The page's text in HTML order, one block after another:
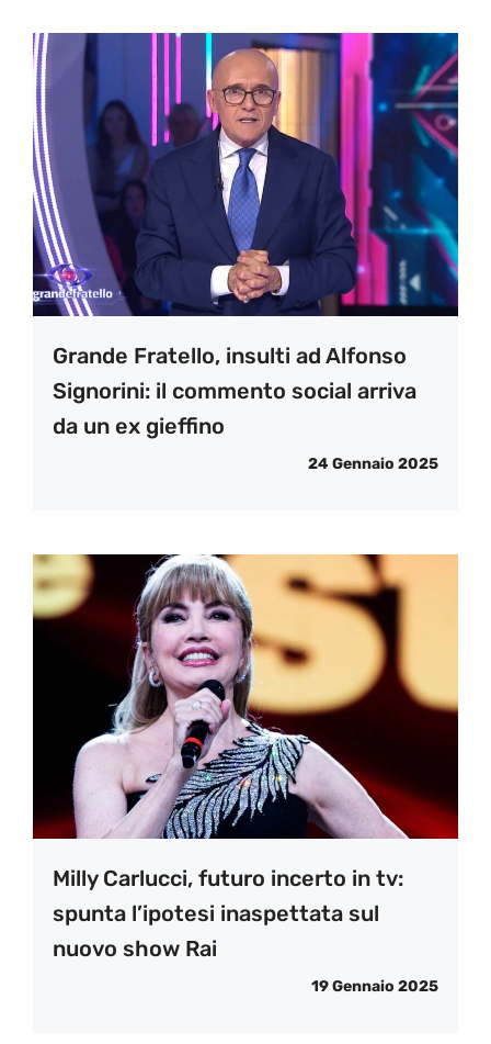
Grande Fratello, insulti ad Alfonso
Signorini: il commento social arriva
da un ex gieffino
24 Gennaio 2025
Milly Carlucci, futuro incerto in tv:
spunta l’ipotesi inaspettata sul
nuovo show Rai
19 Gennaio 2025